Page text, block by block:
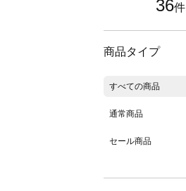
36件
商品タイプ
すべての商品
通常商品
セール商品